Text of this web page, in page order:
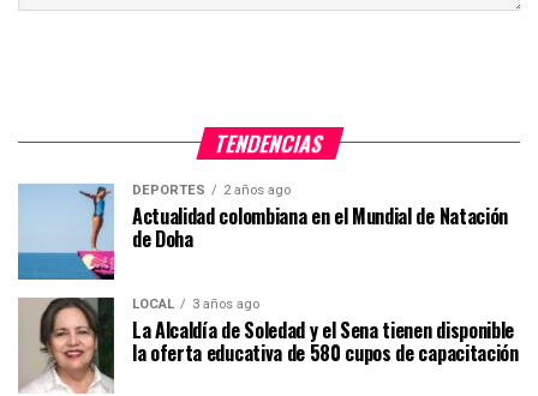
TENDENCIAS
DEPORTES 2 años ago
Actualidad colombiana en el Mundial de Natación
de Doha
LOCAL 3 años ago
La Alcaldía de Soledad y el Sena tienen disponible
la oferta educativa de 580 cupos de capacitación